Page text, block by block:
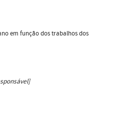
em função dos trabalhos dos